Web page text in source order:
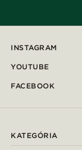
INSTAGRAM
YOUTUBE
FACEBOOK
KATEGÓRIA